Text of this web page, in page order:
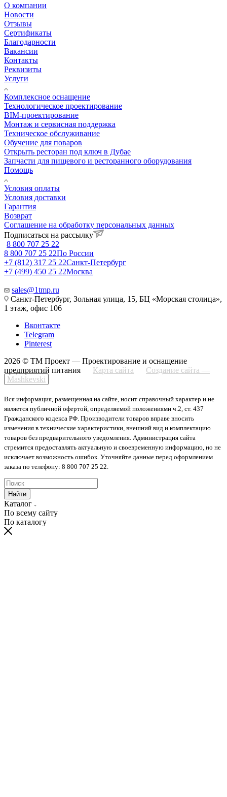
О компании
Новости
Отзывы
Сертификаты
Благодарности
Вакансии
Контакты
Реквизиты
Услуги
Комплексное оснащение
Технологическое проектирование
BIM-проектирование
Монтаж и сервисная поддержка
Техническое обслуживание
Обучение для поваров
Открыть ресторан под ключ в Дубае
Запчасти для пищевого и ресторанного оборудования
Помощь
Условия оплаты
Условия доставки
Гарантия
Возврат
Соглашение на обработку персональных данных
Подписаться на рассылку
8 800 707 25 22
8 800 707 25 22По России
+7 (812) 317 25 22Санкт-Петербург
+7 (499) 450 25 22Москва
sales@1tmp.ru
Санкт-Петербург, Зольная улица, 15, БЦ «Морская столица»,
1 этаж, офис 106
Вконтакте
Telegram
Pinterest
2026 © ТМ Проект — Проектирование и оснащение
предприятий питания
Карта сайта
Создание сайта —
Mashkevski
Вся информация, размещенная на сайте, носит справочный характер и не
является публичной офертой, определяемой положениями ч.2, ст. 437
Гражданского кодекса РФ. Производители товаров вправе вносить
изменения в технические характеристики, внешний вид и комплектацию
товаров без предварительного уведомления. Администрация сайта
стремится предоставлять актуальную и своевременную информацию, но не
исключает возможность ошибок. Уточняйте данные перед оформлением
заказа по телефону: 8 800 707 25 22.
Найти
Каталог
По всему сайту
По каталогу